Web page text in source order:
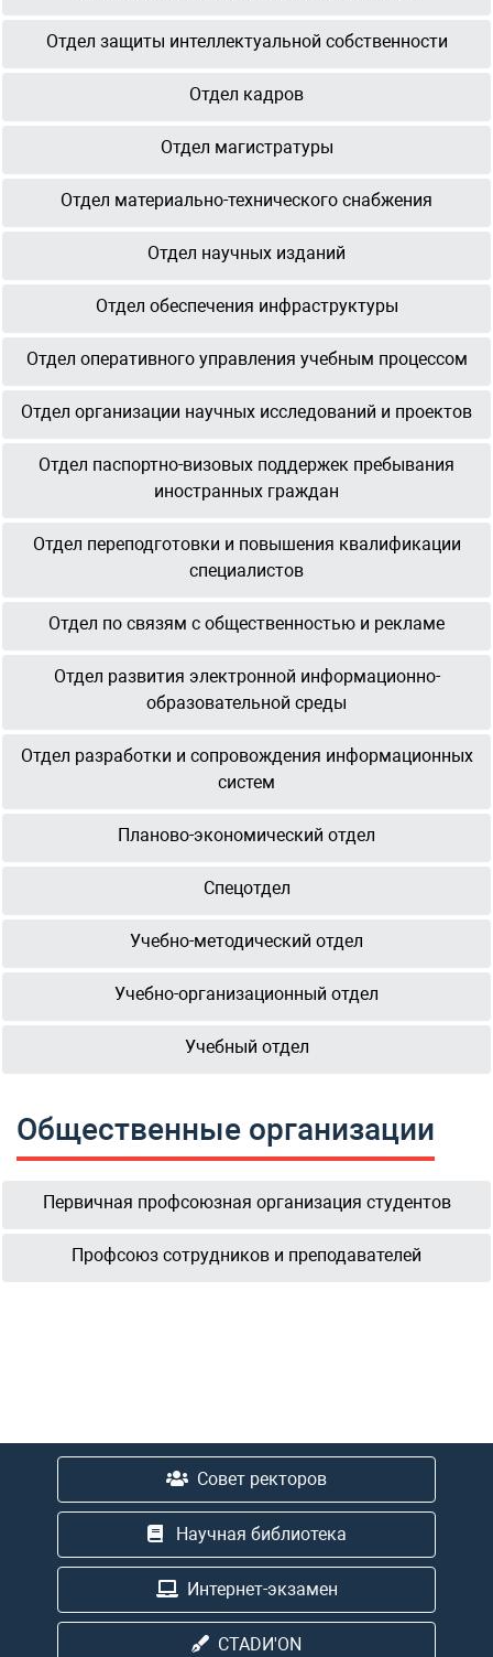
Отдел защиты интеллектуальной собственности
Отдел кадров
Отдел магистратуры
Отдел материально-технического снабжения
Отдел научных изданий
Отдел обеспечения инфраструктуры
Отдел оперативного управления учебным процессом
Отдел организации научных исследований и проектов
Отдел паспортно-визовых поддержек пребывания
иностранных граждан
Отдел переподготовки и повышения квалификации
специалистов
Отдел по связям с общественностью и рекламе
Отдел развития электронной информационно-
образовательной среды
Отдел разработки и сопровождения информационных
систем
Планово-экономический отдел
Спецотдел
Учебно-методический отдел
Учебно-организационный отдел
Учебный отдел
Общественные организации
Первичная профсоюзная организация студентов
Профсоюз сотрудников и преподавателей
Совет ректоров
Научная библиотека
Интернет-экзамен
CTADИ'ON